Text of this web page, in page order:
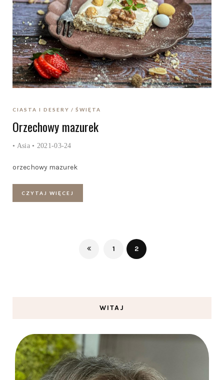
CIASTA I DESERY ŚWIĘTA
Orzechowy mazurek
• Asia • 2021-03-24
orzechowy mazurek
CZYTAJ WIĘCEJ
1 2
WITAJ